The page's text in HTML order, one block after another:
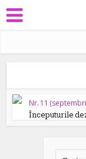
Nr. 11
Începuturile